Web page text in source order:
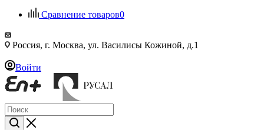
Сравнение товаров0
Россия, г. Москва, ул. Василисы Кожиной, д.1
Войти